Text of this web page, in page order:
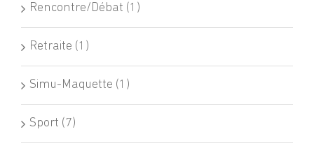
Rencontre/Débat (1)
Retraite (1)
Simu-Maquette (1)
Sport (7)